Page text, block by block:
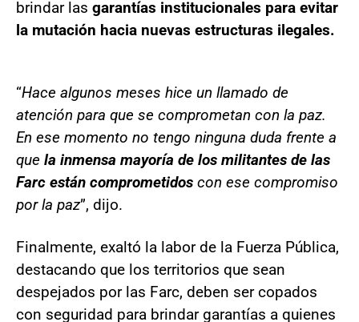
brindar las garantías institucionales para evitar
la mutación hacia nuevas estructuras ilegales.
“Hace algunos meses hice un llamado de
atención para que se comprometan con la paz.
En ese momento no tengo ninguna duda frente a
que la inmensa mayoría de los militantes de las
Farc están comprometidos con ese compromiso
por la paz”, dijo.
Finalmente, exaltó la labor de la Fuerza Pública,
destacando que los territorios que sean
despejados por las Farc, deben ser copados
con seguridad para brindar garantías a quienes